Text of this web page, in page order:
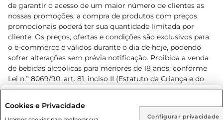
de garantir o acesso de um maior número de clientes as
nossas promoções, a compra de produtos com preços
promocionais poderá ter sua quantidade limitada por
cliente. Os preços, ofertas e condições são exclusivos para
o e-commerce e válidos durante o dia de hoje, podendo
sofrer alterações sem prévia notificação. Proibida a venda
de bebidas alcoólicas para menores de 18 anos, conforme
Lei n.º 8069/90, art. 81, inciso II (Estatuto da Criança e do
Adolescente). Preços e condições exclusivos para o
prévio. O valor mínimo para as compras on-line é de R$
Cookies e Privacidade
Configurar privacidade